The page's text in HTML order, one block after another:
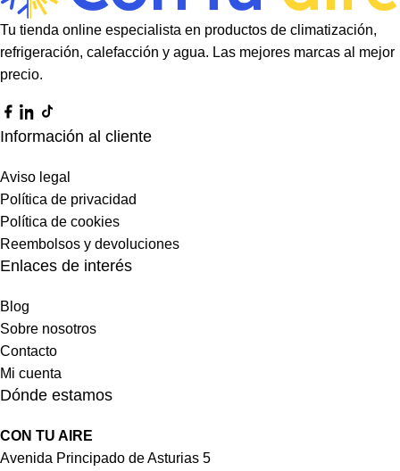
Tu tienda online especialista en productos de climatización,
refrigeración, calefacción y agua. Las mejores marcas al mejor
precio.
Información al cliente
Aviso legal
Política de privacidad
Política de cookies
Reembolsos y devoluciones
Enlaces de interés
Blog
Sobre nosotros
Contacto
Mi cuenta
Dónde estamos
CON TU AIRE
Avenida Principado de Asturias 5